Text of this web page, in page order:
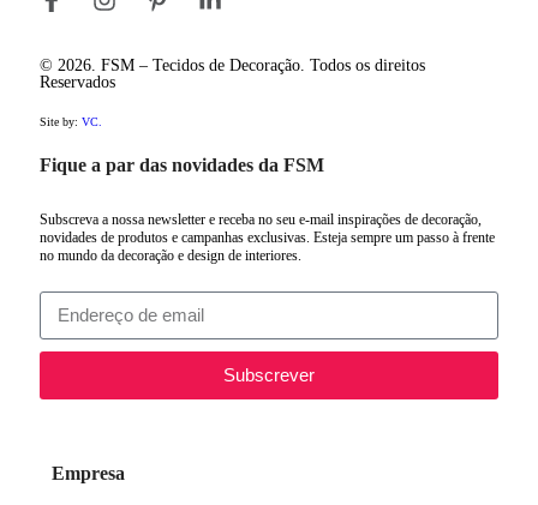
© 2026. FSM – Tecidos de Decoração. Todos os direitos
Reservados
Site by: VC.
Fique a par das novidades da FSM
Subscreva a nossa newsletter e receba no seu e-mail inspirações de decoração,
novidades de produtos e campanhas exclusivas. Esteja sempre um passo à frente
no mundo da decoração e design de interiores.
Subscrever
Empresa